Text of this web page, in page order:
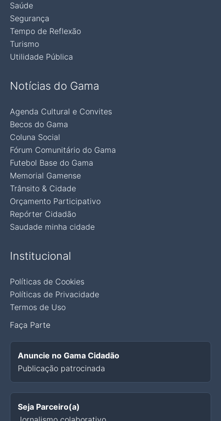
Saúde
Segurança
Tempo de Reflexão
Turismo
Utilidade Pública
Notícias do Gama
Agenda Cultural e Convites
Becos do Gama
Coluna Social
Fórum Comunitário do Gama
Futebol Base do Gama
Memorial Gamense
Trânsito & Cidade
Orçamento Participativo
Repórter Cidadão
Saudade minha cidade
Institucional
Políticas de Cookies
Políticas de Privacidade
Termos de Uso
Faça Parte
Anuncie no Gama Cidadão
Publicação patrocinada
Seja Parceiro(a)